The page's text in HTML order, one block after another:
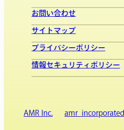
お問い合わせ
サイトマップ
プライバシーポリシー
情報セキュリティポリシー
AMR Inc. amr_incorporated